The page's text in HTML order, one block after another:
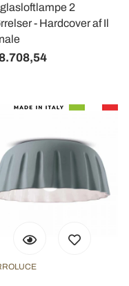
loro o che hanno
2
- Hardcover af Il